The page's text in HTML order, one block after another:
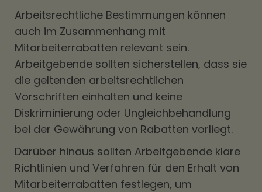
Arbeitsrechtliche Bestimmungen können
auch im Zusammenhang mit
Mitarbeiterrabatten relevant sein.
Arbeitgebende sollten sicherstellen, dass sie
die geltenden arbeitsrechtlichen
Vorschriften einhalten und keine
Diskriminierung oder Ungleichbehandlung
bei der Gewährung von Rabatten vorliegt.
Darüber hinaus sollten Arbeitgebende klare
Richtlinien und Verfahren für den Erhalt von
Mitarbeiterrabatten festlegen, um